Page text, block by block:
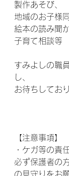
製作あそび、
地域のお子様
絵本の読み聞か
子育て相談等
すみよしの職
し、
お待ちしてお
【注意事項】
・ケガ等の責
必ず保護者の
の見守りをお